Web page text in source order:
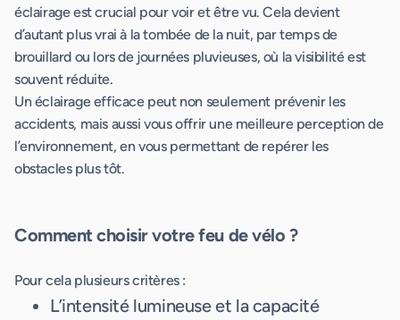
éclairage est crucial pour voir et être vu. Cela devient
d’autant plus vrai à la tombée de la nuit, par temps de
brouillard ou lors de journées pluvieuses, où la visibilité est
souvent réduite.
Un éclairage efficace peut non seulement prévenir les
accidents, mais aussi vous offrir une meilleure perception de
l’environnement, en vous permettant de repérer les
obstacles plus tôt.
Comment choisir votre feu de vélo ?
Pour cela plusieurs critères :
L’intensité lumineuse et la capacité